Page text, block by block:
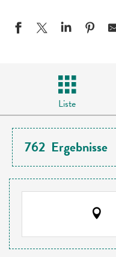
Liste
762 Ergebnisse